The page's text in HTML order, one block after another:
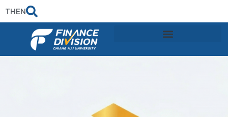
THEN